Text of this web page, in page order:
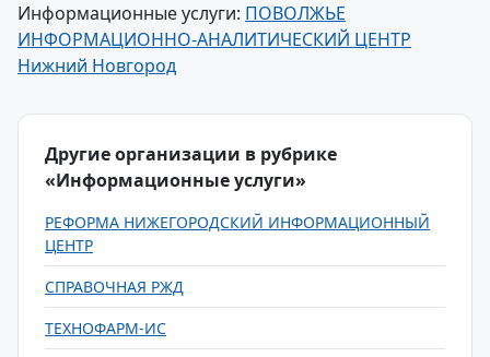
Информационные услуги: ПОВОЛЖЬЕ
ИНФОРМАЦИОННО-АНАЛИТИЧЕСКИЙ ЦЕНТР
Нижний Новгород
Другие организации в рубрике
«Информационные услуги»
РЕФОРМА НИЖЕГОРОДСКИЙ ИНФОРМАЦИОННЫЙ
ЦЕНТР
СПРАВОЧНАЯ РЖД
ТЕХНОФАРМ-ИС